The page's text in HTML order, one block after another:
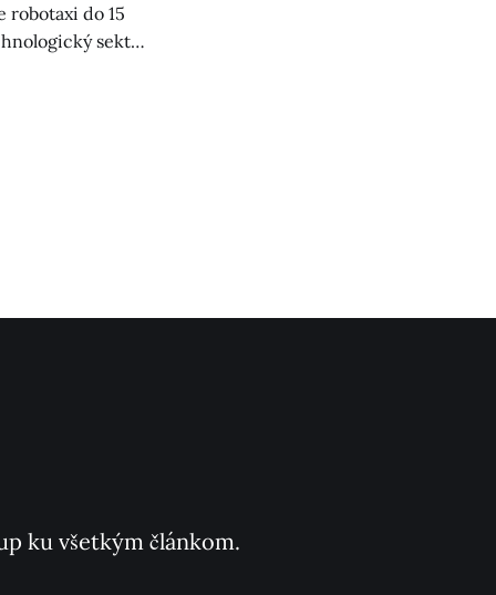
robotaxi do 15
sektor
ku všetkým článkom.